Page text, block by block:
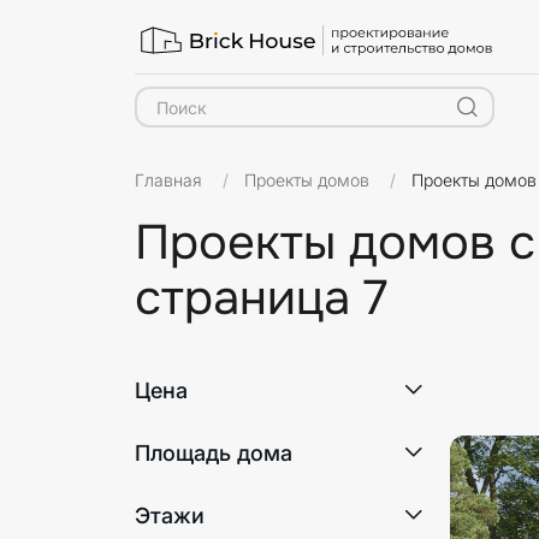
Главная Проекты домов Проекты
Проекты домов
страница 7
Цена
Площадь дома
Этажи